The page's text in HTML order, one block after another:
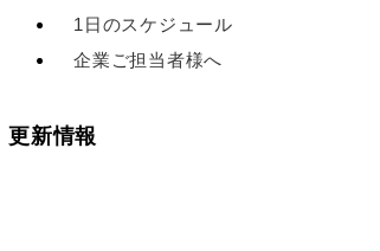
1日のスケジュール
企業ご担当者様へ
更新情報